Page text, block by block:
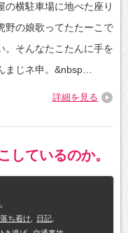
の横駐車場に地べた座り
野の娘歌ってたたーこで
。そんなたこたんに手を
まじネ申。&nbsp…
詳細を見る
しているのか。
ち着け 日記